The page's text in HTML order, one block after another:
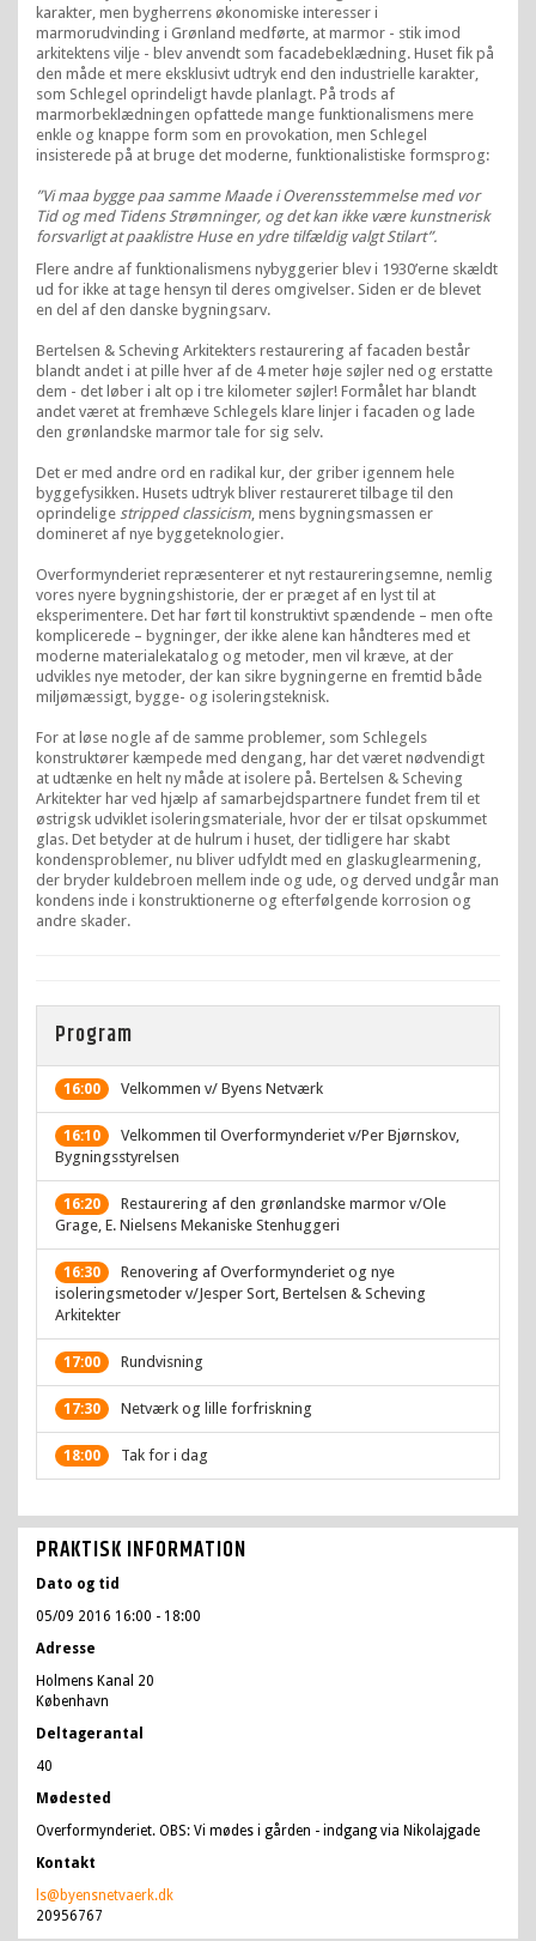
karakter, men bygherrens økonomiske interesser i
marmorudvinding i Grønland medførte, at marmor - stik imod
arkitektens vilje - blev anvendt som facadebeklædning. Huset fik på
den måde et mere eksklusivt udtryk end den industrielle karakter,
som Schlegel oprindeligt havde planlagt. På trods af
marmorbeklædningen opfattede mange funktionalismens mere
enkle og knappe form som en provokation, men Schlegel
insisterede på at bruge det moderne, funktionalistiske formsprog:
”Vi maa bygge paa samme Maade i Overensstemmelse med vor
Tid og med Tidens Strømninger, og det kan ikke være kunstnerisk
forsvarligt at paaklistre Huse en ydre tilfældig valgt Stilart”.
Flere andre af funktionalismens nybyggerier blev i 1930’erne skældt
ud for ikke at tage hensyn til deres omgivelser. Siden er de blevet
en del af den danske bygningsarv.
Bertelsen & Scheving Arkitekters restaurering af facaden består
blandt andet i at pille hver af de 4 meter høje søjler ned og erstatte
dem - det løber i alt op i tre kilometer søjler! Formålet har blandt
andet været at fremhæve Schlegels klare linjer i facaden og lade
den grønlandske marmor tale for sig selv.
Det er med andre ord en radikal kur, der griber igennem hele
byggefysikken. Husets udtryk bliver restaureret tilbage til den
oprindelige stripped classicism, mens bygningsmassen er
domineret af nye byggeteknologier.
Overformynderiet repræsenterer et nyt restaureringsemne, nemlig
vores nyere bygningshistorie, der er præget af en lyst til at
eksperimentere. Det har ført til konstruktivt spændende – men ofte
komplicerede – bygninger, der ikke alene kan håndteres med et
moderne materialekatalog og metoder, men vil kræve, at der
udvikles nye metoder, der kan sikre bygningerne en fremtid både
miljømæssigt, bygge- og isoleringsteknisk.
For at løse nogle af de samme problemer, som Schlegels
konstruktører kæmpede med dengang, har det været nødvendigt
at udtænke en helt ny måde at isolere på. Bertelsen & Scheving
Arkitekter har ved hjælp af samarbejdspartnere fundet frem til et
østrigsk udviklet isoleringsmateriale, hvor der er tilsat opskummet
glas. Det betyder at de hulrum i huset, der tidligere har skabt
kondensproblemer, nu bliver udfyldt med en glaskuglearmening,
der bryder kuldebroen mellem inde og ude, og derved undgår man
kondens inde i konstruktionerne og efterfølgende korrosion og
andre skader.
Program
16:00 Velkommen v/ Byens Netværk
16:10
Velkommen til Overformynderiet v/Per Bjørnskov,
Bygningsstyrelsen
16:20
Restaurering af den grønlandske marmor v/Ole
Grage, E. Nielsens Mekaniske Stenhuggeri
16:30
Renovering af Overformynderiet og nye
isoleringsmetoder v/Jesper Sort, Bertelsen & Scheving
Arkitekter
17:00 Rundvisning
17:30 Netværk og lille forfriskning
18:00 Tak for i dag
PRAKTISK INFORMATION
Dato og tid
05/09 2016 16:00 - 18:00
Adresse
Holmens Kanal 20
København
Deltagerantal
40
Mødested
Overformynderiet. OBS: Vi mødes i gården - indgang via Nikolajgade
Kontakt
ls@byensnetvaerk.dk
20956767